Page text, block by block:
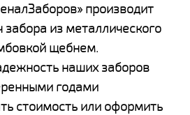
производит
забора из металлического
щебнем.
наших заборов
годами
стоимость или оформить